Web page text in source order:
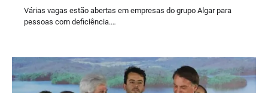
Várias vagas estão abertas em empresas do grupo Algar para
pessoas com deficiência.…